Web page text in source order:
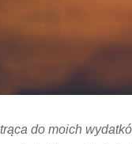
do moich